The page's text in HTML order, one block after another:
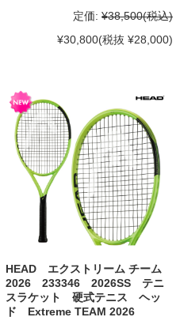
定価: ¥38,500(税込)
¥30,800(税抜 ¥28,000)
HEAD エクストリーム チーム
2026 233346 2026SS テニ
スラケット 硬式テニス ヘッ
ド Extreme TEAM 2026